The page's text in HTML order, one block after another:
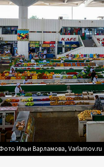
Ильи Варламова, Varlamov.ru